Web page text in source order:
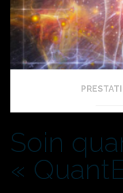
Soin
«